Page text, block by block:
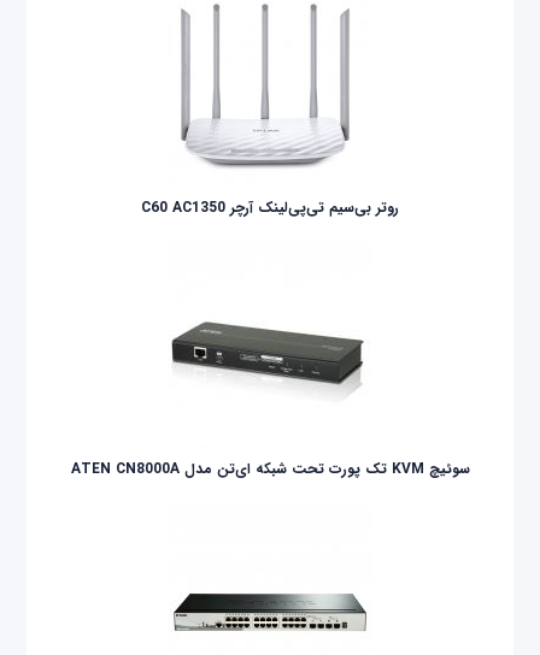
روتر بی‌سیم تی‌پی‌لینک آرچر C60 AC1350
سوئیچ KVM تک پورت تحت شبکه ای‌تن مدل ATEN CN8000A